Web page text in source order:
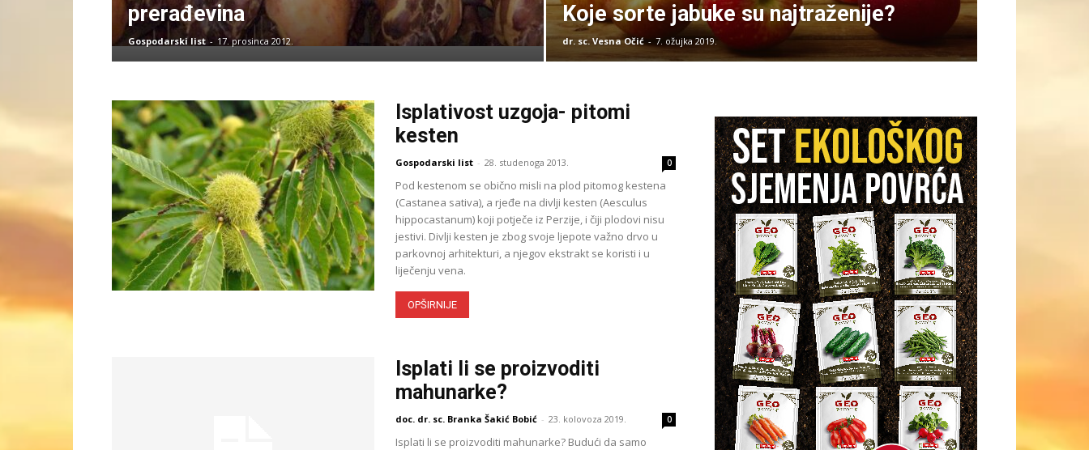
prerađevina
Gospodarski list - 17. prosinca 2012.
Koje sorte jabuke su najtraženije?
dr. sc. Vesna Očić - 7. ožujka 2019.
Isplativost uzgoja- pitomi
kesten
Gospodarski list - 28. studenoga 2013. 0
Pod kestenom se obično misli na plod pitomog kestena
(Castanea sativa), a rjeđe na divlji kesten (Aesculus
hippocastanum) koji potječe iz Perzije, i čiji plodovi nisu
jestivi. Divlji kesten je zbog svoje ljepote važno drvo u
parkovnoj arhitekturi, a njegov ekstrakt se koristi i u
liječenju vena.
OPŠIRNIJE
Isplati li se proizvoditi
mahunarke?
doc. dr. sc. Branka Šakić Bobić - 23. kolovoza 2019. 0
Isplati li se proizvoditi mahunarke? Budući da samo